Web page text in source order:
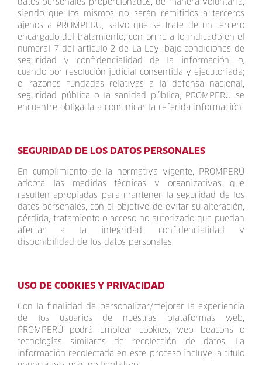
siendo que los mismos no serán remitidos a terceros
ajenos a PROMPERÚ, salvo que se trate de un tercero
encargado del tratamiento, conforme a lo indicado en el
numeral 7 del artículo 2 de La Ley, bajo condiciones de
seguridad y confidencialidad de la información; o,
cuando por resolución judicial consentida y ejecutoriada;
o, razones fundadas relativas a la defensa nacional,
seguridad pública o la sanidad pública, PROMPERÚ se
encuentre obligada a comunicar la referida información.
SEGURIDAD DE LOS DATOS PERSONALES
En cumplimiento de la normativa vigente, PROMPERÚ
adopta las medidas técnicas y organizativas que
resulten apropiadas para mantener la seguridad de los
datos personales, con el objetivo de evitar su alteración,
pérdida, tratamiento o acceso no autorizado que puedan
afectar a la integridad, confidencialidad y
disponibilidad de los datos personales.
USO DE COOKIES Y PRIVACIDAD
Con la finalidad de personalizar/mejorar la experiencia
de los usuarios de nuestras plataformas web,
PROMPERÚ podrá emplear cookies, web beacons o
tecnologías similares de recolección de datos. La
información recolectada en este proceso incluye, a título